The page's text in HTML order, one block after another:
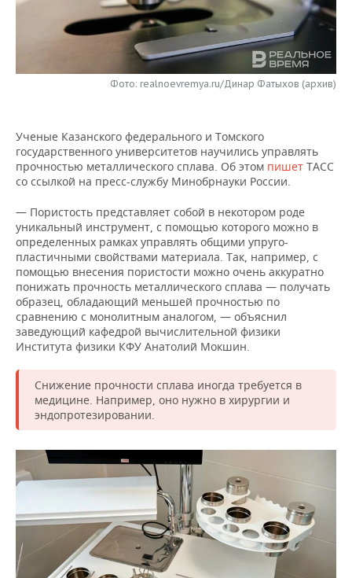
НЕФТЕХИМИЯ
ОПК
РОЗНИЧНАЯ ТОРГОВЛЯ
НОВОСТИ ТЕХНОЛОГИЙ
ТЕЛЕКОММУНИКАЦИИ
МЕРОПРИЯТИЯ
НОВОСТИ МЕРОПРИЯТИЙ
БИЗНЕС-БРАНЧИ
ONLINE-КОНФЕРЕНЦИИ
ОТКРЫТАЯ ЛЕКЦИЯ
ФУТБОЛ
ХОККЕЙ
БАСКЕТБОЛ
ВОЛЕЙБОЛ
КИБЕРСПОРТ
ФИГУРНОЕ КАТАНИЕ
ВОДНЫЕ ВИДЫ СПОРТА
ХОККЕЙ С МЯЧОМ
НОВОСТИ ОБЩЕСТВА
ВЛАСТЬ
ИНФРАСТРУКТУРА
ИСТОРИЯ
КУЛЬТУРА
МЕДИЦИНА
ОБРАЗОВАНИЕ
ПРОИСШЕСТВИЯ
ФОТОГАЛЕРЕЯ
СЮЖЕТЫ
СПРАВОЧНИК
СПИСОК ПЕРСОН
СПИСОК КОМПАНИЙ
ПОЛНАЯ ВЕРСИЯ
Фото: realnoevremya.ru/Динар Фатыхов (архив)
Ученые Казанского федерального и Томского
государственного университетов научились управлять
прочностью металлического сплава. Об этом пишет ТАСС
со ссылкой на пресс-службу Минобрнауки России.
— Пористость представляет собой в некотором роде
уникальный инструмент, с помощью которого можно в
определенных рамках управлять общими упруго-
пластичными свойствами материала. Так, например, с
помощью внесения пористости можно очень аккуратно
понижать прочность металлического сплава — получать
образец, обладающий меньшей прочностью по
сравнению с монолитным аналогом, — объяснил
заведующий кафедрой вычислительной физики
Института физики КФУ Анатолий Мокшин.
Снижение прочности сплава иногда требуется в
медицине. Например, оно нужно в хирургии и
эндопротезировании.